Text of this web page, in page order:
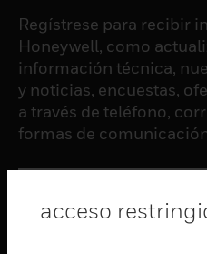
Regístrese para recibir
Honeywell, como
información técnica,
y noticias, encuestas,
a través de teléfono,
formas de
acceso